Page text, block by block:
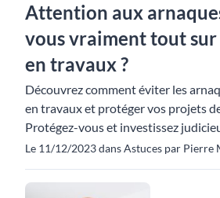
Attention aux
vous vraiment tout
en travaux ?
Découvrez comment éviter les
en travaux et protéger vos projets
Protégez-vous et investissez
Le 11/12/2023 dans Astuces par Pierre